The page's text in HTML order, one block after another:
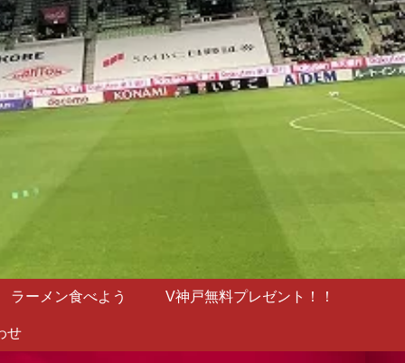
ラーメン食べよう V神戸無料プレゼント！！
せ